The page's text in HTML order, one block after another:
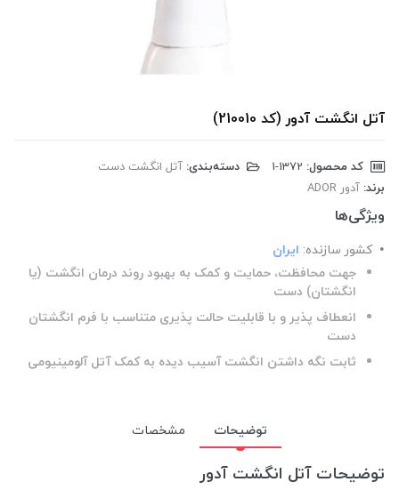
آتل انگشت آدور (کد 210010)
کد محصول: دسته‌بندی: آتل انگشت دست
برند: آدور ADOR
ویژگی‌ها
کشور سازنده: ایران
جهت محافظت، حمایت و کمک به بهبود روند درمان انگشت (یا
انگشتان) دست
انعطاف پذیر و با قابلیت حالت پذیری متناسب با فرم انگشتان
دست
ثابت نگه داشتن انگشت آسیب دیده به کمک آتل آلومینیومی
توضیحات مشخصات
توضیحات آتل انگشت آدور